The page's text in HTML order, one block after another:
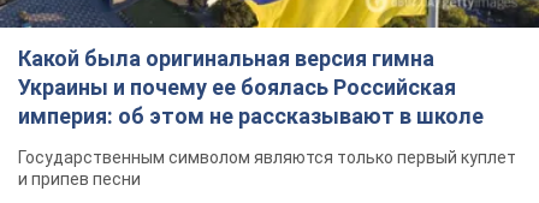
Какой была оригинальная версия гимна
Украины и почему ее боялась Российская
империя: об этом не рассказывают в школе
Государственным символом являются только первый куплет
и припев песни